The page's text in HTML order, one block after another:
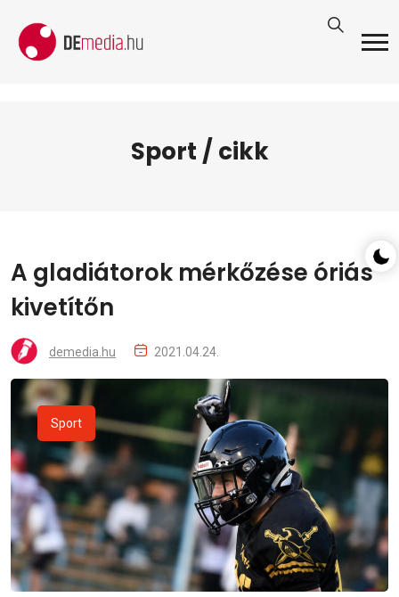
Sport / cikk
A gladiátorok mérkőzése óriás
kivetítőn
demedia.hu 2021.04.24.
Sport